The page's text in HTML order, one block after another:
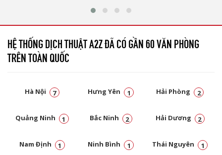
HỆ THỐNG DỊCH THUẬT A2Z ĐÃ CÓ GẦN 60 VĂN PHÒNG
TRÊN TOÀN QUỐC
Hà Nội 7 Hưng Yên 1 Hải Phòng 2
Quảng Ninh 1 Bắc Ninh 2 Hải Dương 2
Nam Định 1 Ninh Bình 1 Thái Nguyên 1